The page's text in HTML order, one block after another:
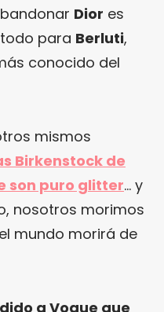
Dior es
para Berluti,
conocido del
mismos
Birkenstock de
son puro glitter… y
nosotros morimos
mundo morirá de
a Vogue que